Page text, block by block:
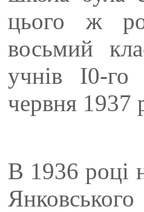
цього ж
восьмий
учнів І0-го
червня 1937
В 1936 році